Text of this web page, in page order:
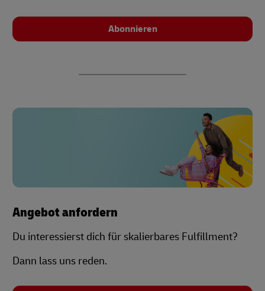
Abonnieren
Angebot anfordern
Du interessierst dich für skalierbares Fulfillment?
Dann lass uns reden.